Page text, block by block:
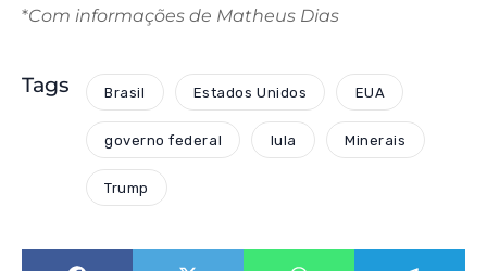
*Com informações de Matheus Dias
Tags Brasil Estados Unidos EUA
governo federal lula Minerais
Trump